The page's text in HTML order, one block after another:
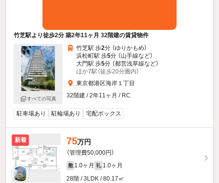
竹芝駅より徒歩2分 築2年11ヶ月 32階建の賃貸物件
すべての写真
竹芝駅 歩2分 （ゆりかもめ）
浜松町駅 歩5分 （山手線など）
大門駅 歩5分 （都営浅草線など）
ほか7駅（徒歩20分圏内）
東京都港区海岸１丁目
32階建 / 2年11ヶ月 / RC
駐車場あり 駐輪場あり 宅配ボックス
新着 75万円
（管理費50,000円）
敷 1.0ヶ月 礼 1.0ヶ月
28階 / 3LDK / 80.17㎡